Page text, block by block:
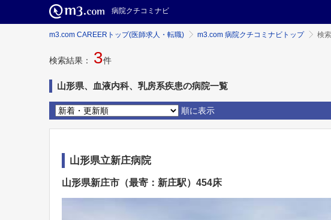
病院クチコミナビ
m3.com CAREERトップ(医師求人・転職) m3.com 病院クチコミナビトップ 検
検索結果： 3件
山形県、血液内科、乳房系疾患の病院一覧
順に表示
山形県立新庄病院
山形県新庄市（最寄：新庄駅）454床